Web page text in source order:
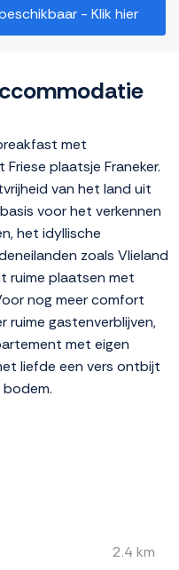
- Klik hier
met
plaatsje Franeker.
van het land uit
voor het verkennen
het idyllische
zoals Vlieland
ruime plaatsen met
nog meer comfort
ruime gastenverblijven,
met eigen
liefde een vers ontbijt
2.4 km